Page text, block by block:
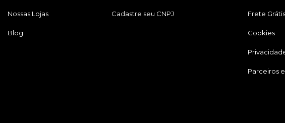
Nossas Lojas
Blog
Cadastre seu CNPJ Frete Grátis
Cookies
Parceiros